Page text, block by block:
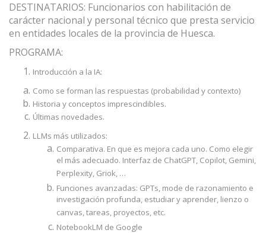
DESTINATARIOS: Funcionarios con habilitación de
carácter nacional y personal técnico que presta servicio
en entidades locales de la provincia de Huesca.
PROGRAMA:
Introducción a la IA:
Como se forman las respuestas (probabilidad y contexto)
Historia y conceptos imprescindibles.
Últimas novedades.
LLMs más utilizados:
Comparativa. En que es mejora cada uno. Como elegir
el más adecuado. Interfaz de ChatGPT, Copilot, Gemini,
Perplexity, Griok, …
Funciones avanzadas: GPTs, mode de razonamiento e
investigación profunda, estudiar y aprender, lienzo o
canvas, tareas, proyectos, etc.
NotebookLM de Google